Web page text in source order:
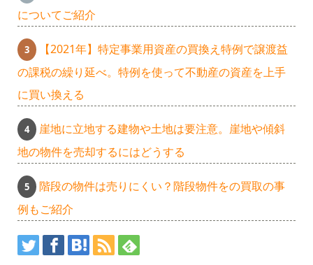
についてご紹介
【2021年】特定事業用資産の買換え特例で譲渡益
の課税の繰り延べ。特例を使って不動産の資産を上手
に買い換える
崖地に立地する建物や土地は要注意。崖地や傾斜
地の物件を売却するにはどうする
階段の物件は売りにくい？階段物件をの買取の事
例もご紹介